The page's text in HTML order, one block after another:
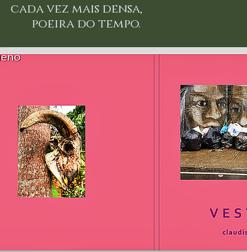
mais densa,
tempo.